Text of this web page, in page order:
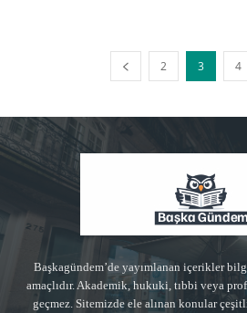
2 3 4
Başkagündem’de yayımlanan içerikler
amaçlıdır. Akademik, hukuki, tıbbi veya
geçmez. Sitemizde ele alınan konular